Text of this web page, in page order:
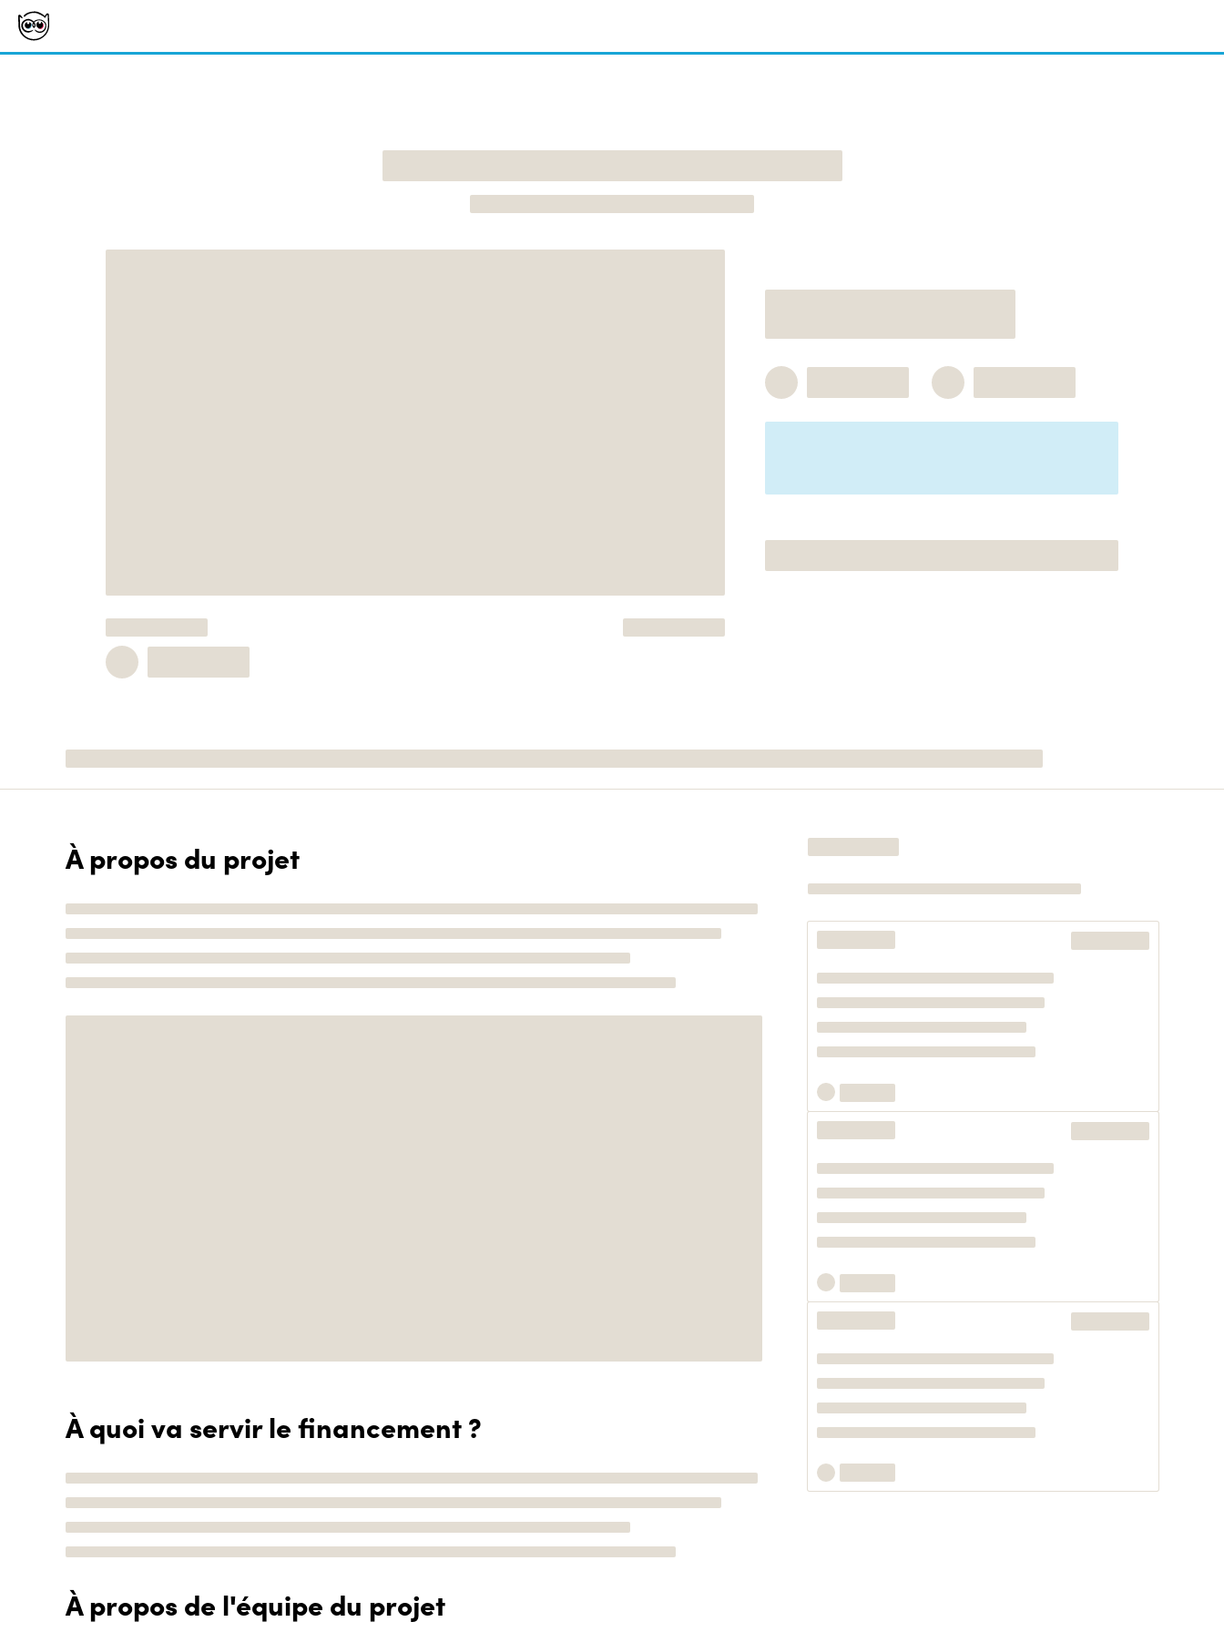
À propos du projet
À quoi va servir le financement ?
À propos de l'équipe du projet